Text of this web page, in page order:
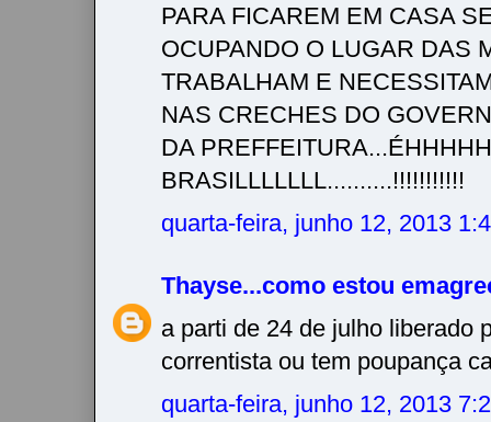
PARA FICAREM EM CASA
OCUPANDO O LUGAR DAS
TRABALHAM E
NAS CRECHES DO
DA PREFFEITURA...ÉHHHHH
BRASILLLLLLL..........!!!!!!!!!!!
quarta-feira, junho 12, 2013
Thayse...como estou
a parti de 24 de julho liberado
correntista ou tem poupança
quarta-feira, junho 12, 2013